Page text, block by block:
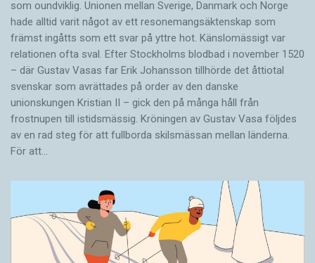
som ound­viklig. ­Unionen ­mellan Sverige, Danmark och ­Norge
hade alltid varit något av ett resonemangs­äkten­skap som
främst ingåtts som ett svar på yttre hot. ­Känslomässigt var
rela­tionen ofta sval. Efter Stockholms blodbad i novem­ber 1520
– där Gustav ­Vasas far Erik ­Johans­son tillhörde det åttiotal
svenskar som avrättades på order av den danske
unionskungen Kristian II – gick den på många håll från
frostnupen till istidsmässig. Kröningen av Gustav Vasa följdes
av en rad steg för att fullborda skilsmässan mellan länderna.
För att…